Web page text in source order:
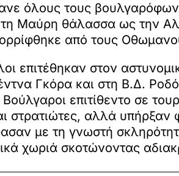
όλους τους
Μαύρη θάλασσα ως την
από τους
επιτέθηκαν στον
Γκόρα και στη Β.Δ.
επιτίθεντο σε
στρατιώτες, αλλά
με τη γνωστή
χωριά σκοτώνοντας